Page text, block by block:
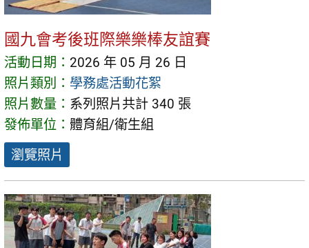
國九會考後班際樂樂棒友誼賽
活動日期： 2026 年 05 月 26 日
照片類別： 學務處活動花絮
照片數量： 系列照片共計 340 張
發佈單位： 體育組/衛生組
瀏覽照片